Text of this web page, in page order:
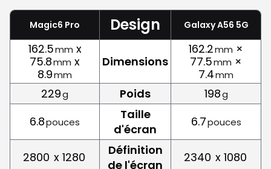
Magic6 Pro Design Galaxy A56 5G
162.5mm x
75.8mm x
8.9mm
Dimensions
162.2mm ×
77.5mm ×
7.4mm
229g Poids 198g
6.8pouces
Taille
d'écran
6.7pouces
2800 x 1280
Définition
de l'écran
2340 x 1080